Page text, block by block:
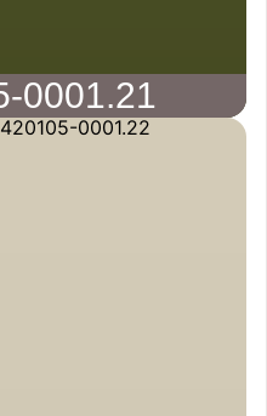
0001.21